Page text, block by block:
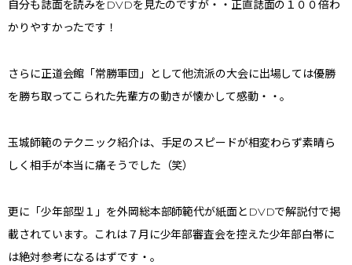
自分も誌面を読みをDVDを見たのですが・・正直誌面の１００倍わ
かりやすかったです！
さらに正道会館「常勝軍団」として他流派の大会に出場しては優勝
を勝ち取ってこられた先輩方の動きが懐かして感動・・。
玉城師範のテクニック紹介は、手足のスピードが相変わらず素晴ら
しく相手が本当に痛そうでした（笑）
更に「少年部型１」を外岡総本部師範代が紙面とDVDで解説付で掲
載されています。これは７月に少年部審査会を控えた少年部白帯に
は絶対参考になるはずです・。